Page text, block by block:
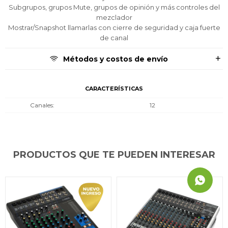
Subgrupos, grupos Mute, grupos de opinión y más controles del
mezclador
Mostrar/Snapshot llamarlas con cierre de seguridad y caja fuerte
de canal
Métodos y costos de envío
CARACTERÍSTICAS
Canales 12
PRODUCTOS QUE TE PUEDEN INTERESAR